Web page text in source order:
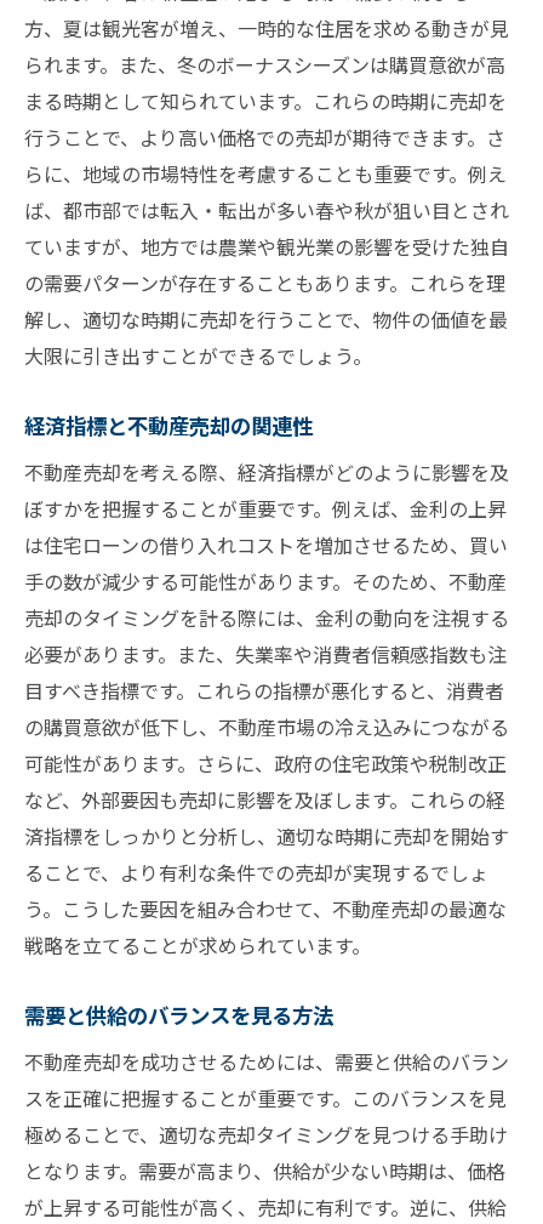
方、夏は観光客が増え、一時的な住居を求める動きが見
られます。また、冬のボーナスシーズンは購買意欲が高
まる時期として知られています。これらの時期に売却を
行うことで、より高い価格での売却が期待できます。さ
らに、地域の市場特性を考慮することも重要です。例え
ば、都市部では転入・転出が多い春や秋が狙い目とされ
ていますが、地方では農業や観光業の影響を受けた独自
の需要パターンが存在することもあります。これらを理
解し、適切な時期に売却を行うことで、物件の価値を最
大限に引き出すことができるでしょう。
経済指標と不動産売却の関連性
不動産売却を考える際、経済指標がどのように影響を及
ぼすかを把握することが重要です。例えば、金利の上昇
は住宅ローンの借り入れコストを増加させるため、買い
手の数が減少する可能性があります。そのため、不動産
売却のタイミングを計る際には、金利の動向を注視する
必要があります。また、失業率や消費者信頼感指数も注
目すべき指標です。これらの指標が悪化すると、消費者
の購買意欲が低下し、不動産市場の冷え込みにつながる
可能性があります。さらに、政府の住宅政策や税制改正
など、外部要因も売却に影響を及ぼします。これらの経
済指標をしっかりと分析し、適切な時期に売却を開始す
ることで、より有利な条件での売却が実現するでしょ
う。こうした要因を組み合わせて、不動産売却の最適な
戦略を立てることが求められています。
需要と供給のバランスを見る方法
不動産売却を成功させるためには、需要と供給のバラン
スを正確に把握することが重要です。このバランスを見
極めることで、適切な売却タイミングを見つける手助け
となります。需要が高まり、供給が少ない時期は、価格
が上昇する可能性が高く、売却に有利です。逆に、供給